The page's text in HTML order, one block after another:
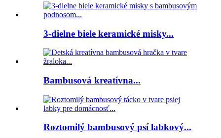
3-dielne biele keramické misky...
Bambusová kreatívna...
Roztomilý bambusový psí labkový...